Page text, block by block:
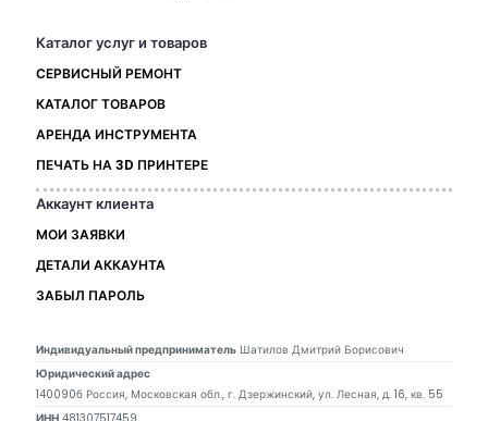
Каталог услуг и товаров
СЕРВИСНЫЙ РЕМОНТ
КАТАЛОГ ТОВАРОВ
АРЕНДА ИНСТРУМЕНТА
ПЕЧАТЬ НА 3D ПРИНТЕРЕ
Аккаунт клиента
МОИ ЗАЯВКИ
ДЕТАЛИ АККАУНТА
ЗАБЫЛ ПАРОЛЬ
Индивидуальный предприниматель Шатилов Дмитрий Борисович
Юридический адрес
140090б Россия, Московская обл., г. Дзержинский, ул. Лесная, д. 16, кв. 55
ИНН 481307517459